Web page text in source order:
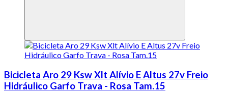
Bicicleta Aro 29 Ksw Xlt Alívio E Altus 27v Freio
Hidráulico Garfo Trava - Rosa Tam.15